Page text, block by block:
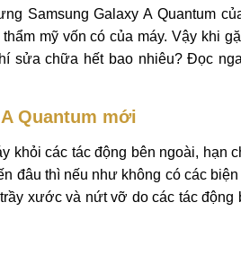
Samsung Galaxy A Quantum
mỹ vốn có của máy. Vậy khi
sửa chữa hết bao nhiêu? Đọc
Quantum mới
khỏi các tác động bên ngoài, hạn
đâu thì nếu như không có các
xước và nứt vỡ do các tác động